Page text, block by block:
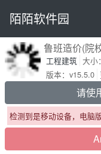
陌陌软件园
鲁班造价(院
工程建筑 大小
版本：v15.5.0
请使
检测到是移动设备，电脑